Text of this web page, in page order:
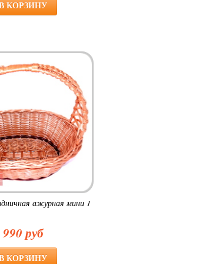
ажурная мини 1
990 руб